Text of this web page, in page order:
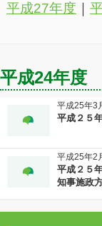
平成27年度
平成24年度
平成25年3
平成２５
平成25年2
平成２５
知事施政